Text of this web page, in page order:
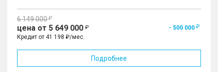
6 149 000
цена от 5 649 000
- 500 000
Кредит от 41 198 ₽/мес.
Подробнее